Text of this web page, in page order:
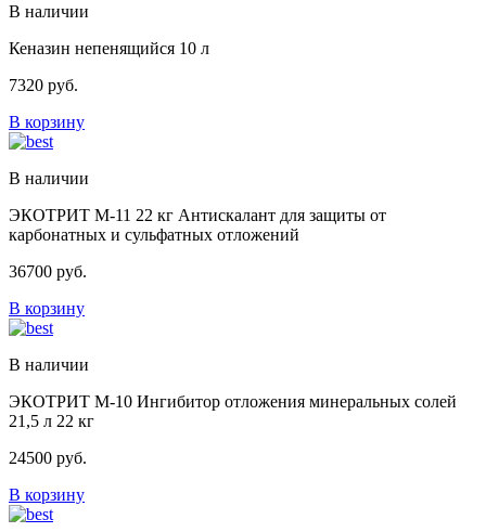
В наличии
Кеназин непенящийся 10 л
7320 руб.
В корзину
В наличии
ЭКОТРИТ М-11 22 кг Антискалант для защиты от
карбонатных и сульфатных отложений
36700 руб.
В корзину
В наличии
ЭКОТРИТ М-10 Ингибитор отложения минеральных солей
21,5 л 22 кг
24500 руб.
В корзину